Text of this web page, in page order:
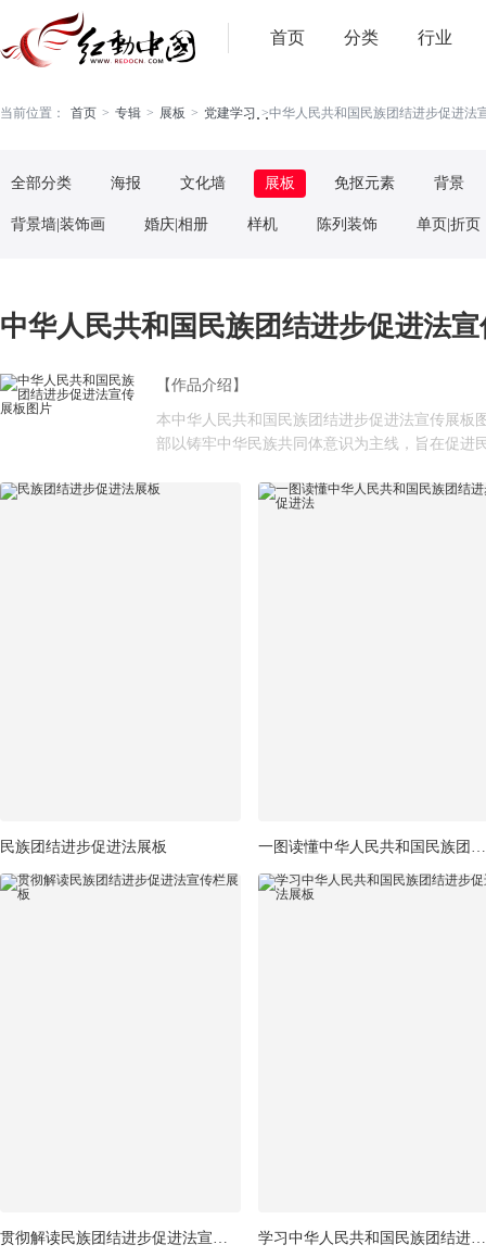
首页 分类 行业
. . .
当前位置： 首页 > 专辑 > 展板 > 党建学习 >中华人民共和国民族团结进步促进法
全部分类 海报 文化墙 展板 免抠元素 背景
背景墙|装饰画 婚庆|相册 样机 陈列装饰 单页|折页
中华人民共和国民族团结进步促进法
【作品介绍】
本中华人民共和国民族团结进步促进法宣传展板
部以‌铸牢中华民族共同体意识为主线‌，旨在‌促进
民族团结进步促进法展板 一图读懂中华人民共和国民族团结进步促进法
贯彻解读民族团结进步促进法宣传栏展板 学习中华人民共和国民族团结进步促进法展板